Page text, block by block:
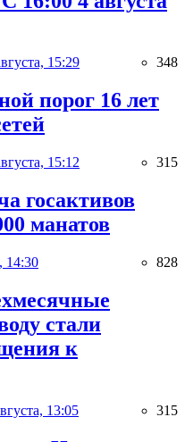
15:29 348
порог 16 лет
15:12 315
госактивов
манатов
14:30 828
стали
к
13:05 315